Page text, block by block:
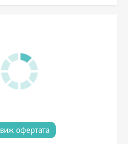
виж офертата